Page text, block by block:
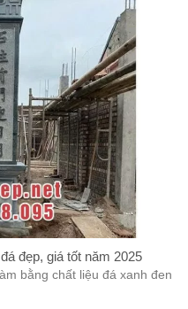
đẹp, giá tốt năm 2025
bằng chất liệu đá xanh đen